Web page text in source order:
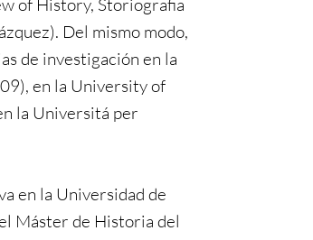
of History, Storiografia
Del mismo modo,
de investigación en la
en la University of
la Universitá per
en la Universidad de
Máster de Historia del